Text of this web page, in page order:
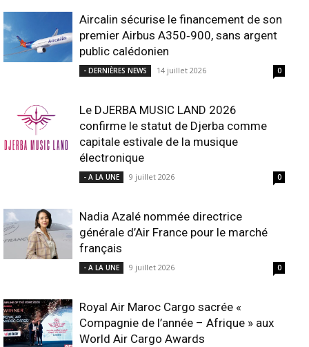
Aircalin sécurise le financement de son
premier Airbus A350‑900, sans argent
public calédonien
- DERNIÈRES NEWS 14 juillet 2026 0
Le DJERBA MUSIC LAND 2026
confirme le statut de Djerba comme
capitale estivale de la musique
électronique
- A LA UNE 9 juillet 2026 0
Nadia Azalé nommée directrice
générale d’Air France pour le marché
français
- A LA UNE 9 juillet 2026 0
Royal Air Maroc Cargo sacrée «
Compagnie de l’année – Afrique » aux
World Air Cargo Awards